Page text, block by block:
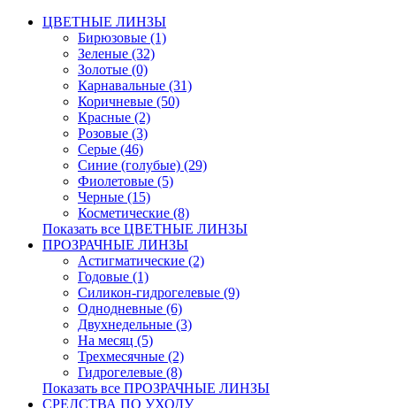
ЦВЕТНЫЕ ЛИНЗЫ
Бирюзовые (1)
Зеленые (32)
Золотые (0)
Карнавальные (31)
Коричневые (50)
Красные (2)
Розовые (3)
Серые (46)
Синие (голубые) (29)
Фиолетовые (5)
Черные (15)
Косметические (8)
Показать все ЦВЕТНЫЕ ЛИНЗЫ
ПРОЗРАЧНЫЕ ЛИНЗЫ
Астигматические (2)
Годовые (1)
Силикон-гидрогелевые (9)
Однодневные (6)
Двухнедельные (3)
На месяц (5)
Трехмесячные (2)
Гидрогелевые (8)
Показать все ПРОЗРАЧНЫЕ ЛИНЗЫ
СРЕДСТВА ПО УХОДУ